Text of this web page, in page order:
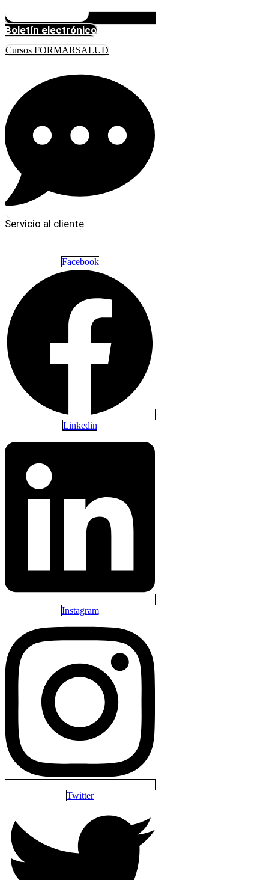
Boletín electrónico
Cursos FORMARSALUD
Servicio al cliente
Facebook
Linkedin
Instagram
Twitter